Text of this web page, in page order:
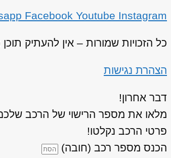
Facebook Youtube Instagram
כל הזכויות שמורות – אין להעתיק
הצהרת נגישות
דבר אחרון!
מלאו את מספר הרישוי של הרכב
פרטי הרכב נקלטו!
הכנס מספר רכב (חובה)